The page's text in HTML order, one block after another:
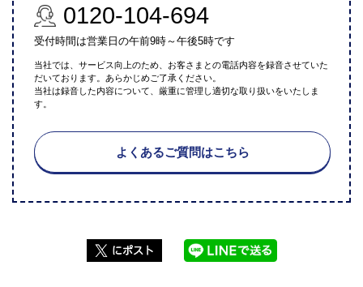
0120-104-694
受付時間は営業日の午前9時～午後5時です
当社では、サービス向上のため、お客さまとの電話内容を録音させていた
だいております。あらかじめご了承ください。
当社は録音した内容について、厳重に管理し適切な取り扱いをいたしま
す。
よくあるご質問はこちら